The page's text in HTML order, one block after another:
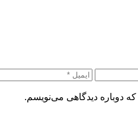
دوباره دیدگاهی می‌نویسم.